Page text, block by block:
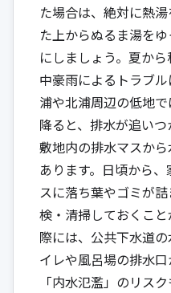
た場合は、絶対に熱
た上からぬるま湯を
にしましょう。夏か
中豪雨によるトラブ
浦や北浦周辺の低地
降ると、排水が追いつ
敷地内の排水マスか
あります。日頃から
スに落ち葉やゴミが
検・清掃しておくこ
際には、公共下水道
イレや風呂場の排水
「内水氾濫」のリス